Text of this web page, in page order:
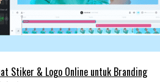
Stiker & Logo Online untuk Branding